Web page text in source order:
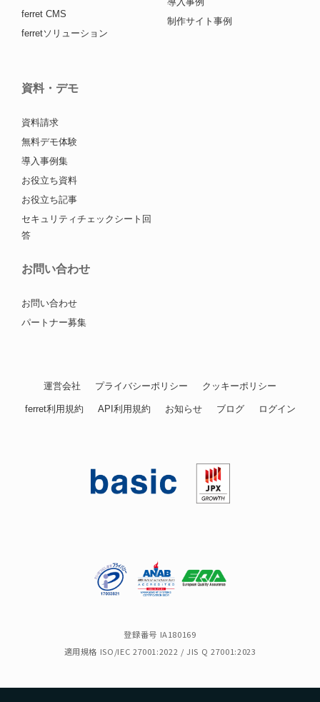
ferret CMS
ferretソリューション
制作サイト事例
資料・デモ
資料請求
無料デモ体験
導入事例集
お役立ち資料
お役立ち記事
セキュリティチェックシート回
答
お問い合わせ
お問い合わせ
パートナー募集
運営会社 プライバシーポリシー クッキーポリシー
ferret利用規約 API利用規約 お知らせ ブログ ログイン
登録番号 IA180169
適用規格 ISO/IEC 27001:2022 / JIS Q 27001:2023